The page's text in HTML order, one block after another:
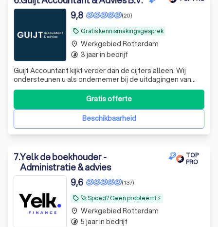
local_offer Gratis kennismakingsgesprek
(20)
9,8
Guijt Accountant kijkt verder dan de cijfers alleen. Wij
ondersteunen u als ondernemer bij de uitdagingen van
vandaag en morgen. Samen helpen we u en de
Beschikbaarheid
Gratis offerte
place Werkgebied Rotterdam
timelapse 3 jaar in bedrijf
7.Yelk de boekhouder -
Administratie & advies
TOP
PRO
local_offer 🚀 Spoed? Geen probleem! ⚡
(137)
9,6
place Werkgebied Rotterdam
timelapse 5 jaar in bedrijf